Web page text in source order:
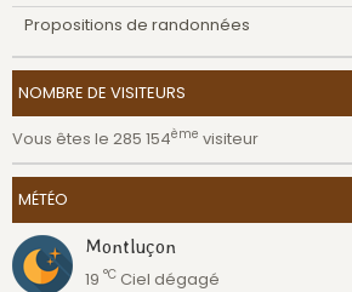
Propositions de randonnées
NOMBRE DE VISITEURS
Vous êtes le 285 154ème visiteur
MÉTÉO
Montluçon
19 °C Ciel dégagé